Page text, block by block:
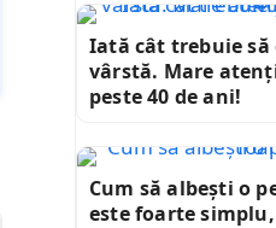
Iată cât trebuie
vârstă. Mare
peste 40 de ani!
Cum să albești o
este foarte